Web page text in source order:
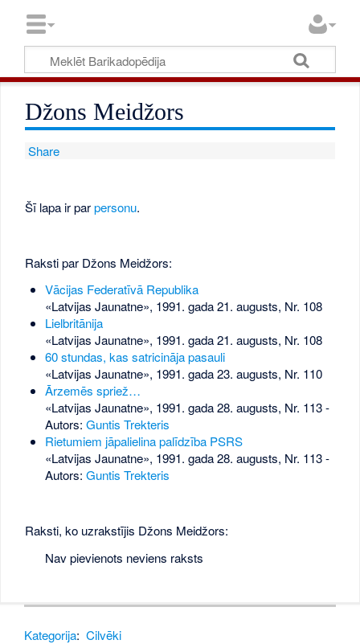
Džons Meidžors
Share
Šī lapa ir parpersonu.
Raksti par Džons Meidžors:
Vācijas Federatīvā Republika
«Latvijas Jaunatne», 1991. gada 21. augusts, Nr. 108
Lielbritānija
«Latvijas Jaunatne», 1991. gada 21. augusts, Nr. 108
60 stundas, kas satricināja pasauli
«Latvijas Jaunatne», 1991. gada 23. augusts, Nr. 110
Ārzemēs spriež…
«Latvijas Jaunatne», 1991. gada 28. augusts, Nr. 113-
Autors: Guntis Trekteris
Rietumiem jāpalielina palīdzība PSRS
«Latvijas Jaunatne», 1991. gada 28. augusts, Nr. 113-
Autors: Guntis Trekteris
Raksti, ko uzrakstījis Džons Meidžors:
Nav pievienots neviens raksts
Kategorija: Cilvēki